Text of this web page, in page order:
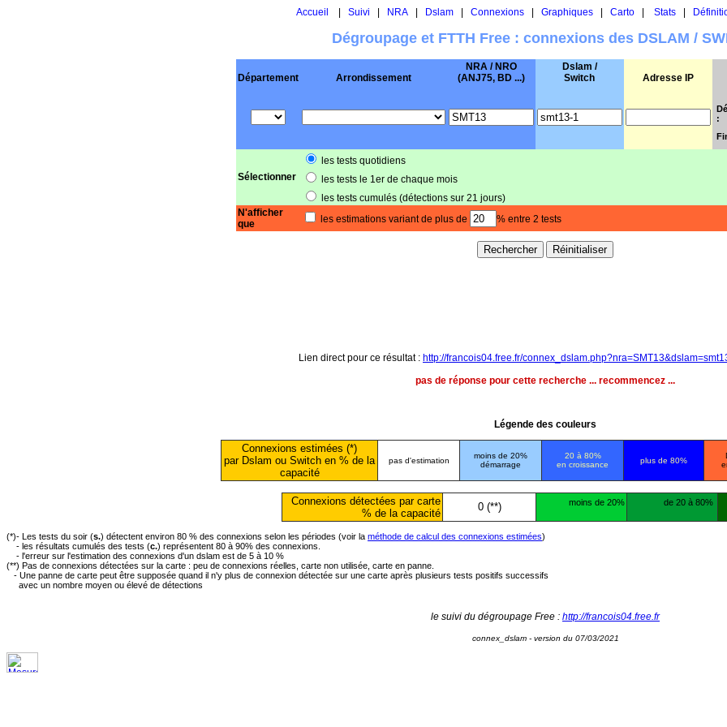
Accueil Suivi NRA| Dslam| Connexions| Graphiques| Carto| Stats|
Dégroupage et FTTH Free : connexions des DSLAM /
Département Arrondissement
NRA / NRO
(ANJ75, BD ...)
Dslam /
Switch
Adresse IP
:
Sélectionner
les tests quotidiens
les tests le 1er de chaque mois
les tests cumulés (détections sur 21 jours)
N'afficher
que
les estimations variant de plus de % entre 2 tests
Lien direct pour ce résultat : http://francois04.free.fr/
pas de réponse pour cette recherche ... recommencez ...
Légende des couleurs
Connexions estimées (*)
par Dslam ou Switch en % de la
capacité
pas d'estimation
moins de 20%
démarrage
20 à 80%
en croissance
plus de 80%
Connexions détectées par carte
% de la capacité
0 (**) moins de 20% de 20 à 80%
(*)- Les tests du soir (s.) détectent environ 80 % des connexions selon les périodes (voir la méthode de calcul des connexions estimées)
- les résultats cumulés des tests (c.) représentent 80 à 90% des connexions.
- l'erreur sur l'estimation des connexions d'un dslam est de 5 à 10 %
(**) Pas de connexions détectées sur la carte : peu de connexions réelles, carte non utilisée, carte en panne.
- Une panne de carte peut être supposée quand il n'y plus de connexion détectée sur une carte après plusieurs tests positifs successifs
avec un nombre moyen ou élevé de détections
le suivi du dégroupage Free : http://francois04.free.fr
connex_dslam - version du 07/03/2021